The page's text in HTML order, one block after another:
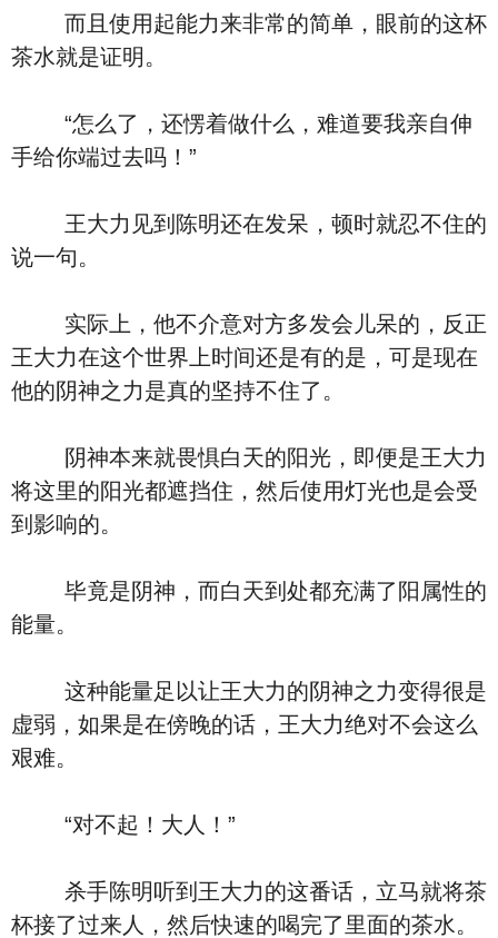
而且使用起能力来非常的简单，眼前的这杯
茶水就是证明。
“怎么了，还愣着做什么，难道要我亲自伸
手给你端过去吗！”
王大力见到陈明还在发呆，顿时就忍不住的
说一句。
实际上，他不介意对方多发会儿呆的，反正
王大力在这个世界上时间还是有的是，可是现在
他的阴神之力是真的坚持不住了。
阴神本来就畏惧白天的阳光，即便是王大力
将这里的阳光都遮挡住，然后使用灯光也是会受
到影响的。
毕竟是阴神，而白天到处都充满了阳属性的
能量。
这种能量足以让王大力的阴神之力变得很是
虚弱，如果是在傍晚的话，王大力绝对不会这么
艰难。
“对不起！大人！”
杀手陈明听到王大力的这番话，立马就将茶
杯接了过来人，然后快速的喝完了里面的茶水。